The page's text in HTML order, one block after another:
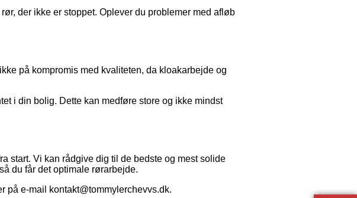
der ikke er stoppet. Oplever du problemer med afløb
på kompromis med kvaliteten, da kloakarbejde og
i din bolig. Dette kan medføre store og ikke mindst
start. Vi kan rådgive dig til de bedste og mest solide
du får det optimale rørarbejde.
på e-mail kontakt@tommylerchevvs.dk​.